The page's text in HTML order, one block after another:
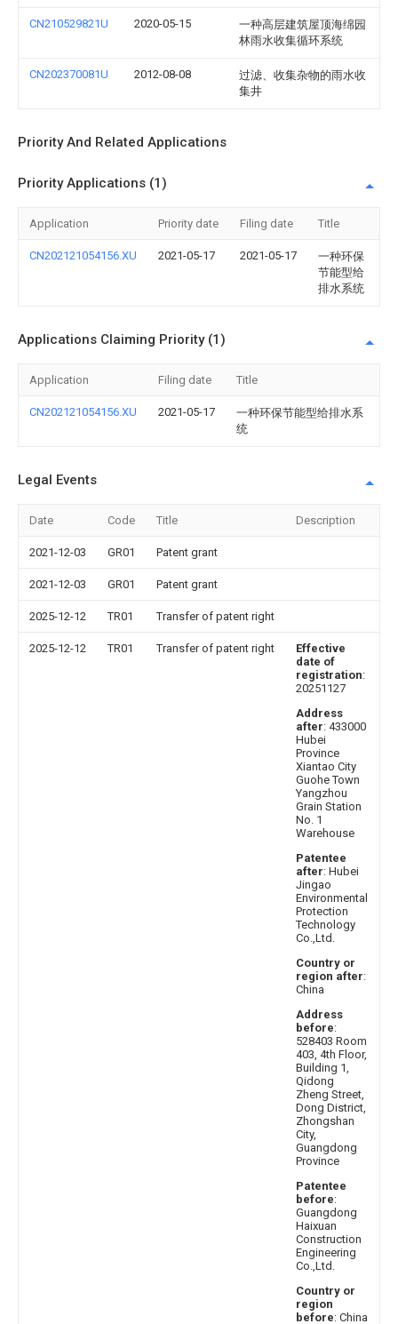
CN210529821U 2020-05-15
一种高层建筑屋顶海绵园
林雨水收集循环系统
CN202370081U 2012-08-08
过滤、收集杂物的雨水收
集井
Priority And Related Applications
Priority Applications (1)
Application Priority date Filing date Title
CN202121054156.XU 2021-05-17 2021-05-17
一种环保
节能型给
排水系统
Applications Claiming Priority (1)
Application Filing date Title
CN202121054156.XU 2021-05-17
一种环保节能型给排水系
统
Legal Events
Date Code Title Description
2021-12-03 GR01 Patent grant
2021-12-03 GR01 Patent grant
2025-12-12 TR01 Transfer of patent right
2025-12-12 TR01 Transfer of patent right
Effective
date of
registration:
20251127
Address
after: 433000
Hubei
Province
Xiantao City
Guohe Town
Yangzhou
Grain Station
No. 1
Warehouse
Patentee
after: Hubei
Jingao
Environmental
Protection
Technology
Co.,Ltd.
Country or
region after:
China
Address
before:
528403 Room
403, 4th Floor,
Building 1,
Qidong
Zheng Street,
Dong District,
Zhongshan
City,
Guangdong
Province
Patentee
before:
Guangdong
Haixuan
Construction
Engineering
Co.,Ltd.
Country or
region
before: China